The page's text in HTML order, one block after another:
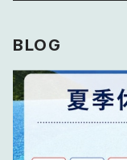
20インチ
21インチ
20インチ
特記事項要確認
BLOG